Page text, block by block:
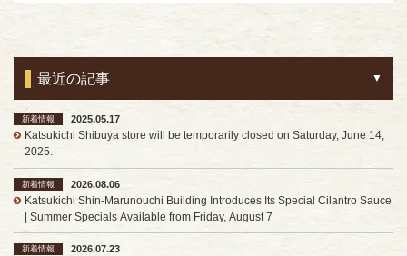
最近の記事
新着情報
2025.05.17
Katsukichi Shibuya store will be temporarily closed on Saturday, June 14,
2025.
新着情報
2026.08.06
Katsukichi Shin-Marunouchi Building Introduces Its Special Cilantro Sauce
| Summer Specials Available from Friday, August 7
新着情報
2026.07.23